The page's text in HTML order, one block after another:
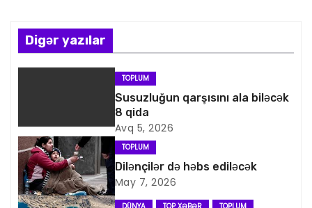
ı
n
v
i
q
Digər yazılar
TOPLUM
Susuzluğun qarşısını ala biləcək
8 qida
Avq 5, 2026
TOPLUM
Dilənçilər də həbs ediləcək
May 7, 2026